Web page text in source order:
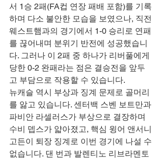
서 1승 2패(FA컵 연장 패배 포함)를 기록
하며 다소 불안한 모습을 보였으나, 직전
웨스트햄과의 경기에서 1-0 승리로 연패
를 끊어내며 분위기 반전에 성공했습니
다. 그러나 이 2패 중 하나가 리버풀에게
당한 0-2 완패라는 점은 결승전을 앞두
고 부담으로 작용할 수 있습니다.
뉴캐슬 역시 부상과 징계 문제로 골머리
를 앓고 있습니다. 센터백 스벤 보트만과
파비안 라셀러스가 부상으로 결장하며
수비 뎁스가 얇아졌고, 핵심 윙어 앤서니
고든이 퇴장 징계로 이번 경기에 나설 수
없습니다. 댄 번과 발렌티노 리브라멘토